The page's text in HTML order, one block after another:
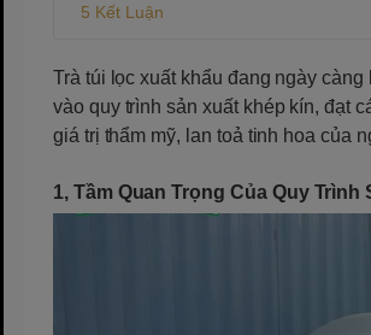
Kết Luận
Trà túi lọc xuất khẩu đang ngày
vào quy trình sản xuất khép kín, đạt
giá trị thẩm mỹ, lan toả tinh hoa của
1, Tầm Quan Trọng Của Quy